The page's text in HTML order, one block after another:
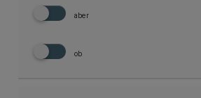
aber
ob